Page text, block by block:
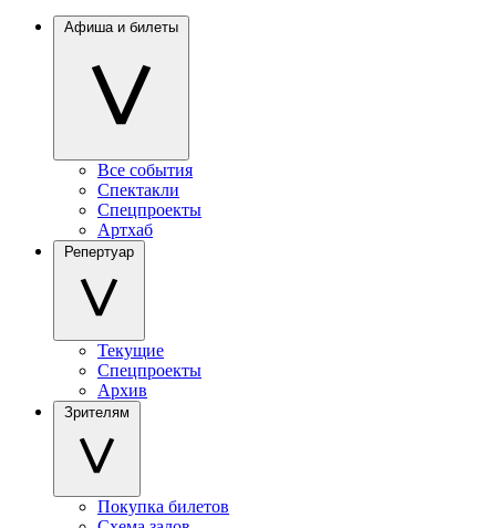
Афиша и билеты
Все события
Спектакли
Спецпроекты
Артхаб
Репертуар
Текущие
Спецпроекты
Архив
Зрителям
Покупка билетов